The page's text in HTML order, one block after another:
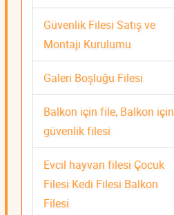
Güvenlik Filesi Satış ve
Montajı Kurulumu
Galeri Boşluğu Filesi
Balkon için file, Balkon için
güvenlik filesi
Evcil hayvan filesi Çocuk
Filesi Kedi Filesi Balkon
Filesi